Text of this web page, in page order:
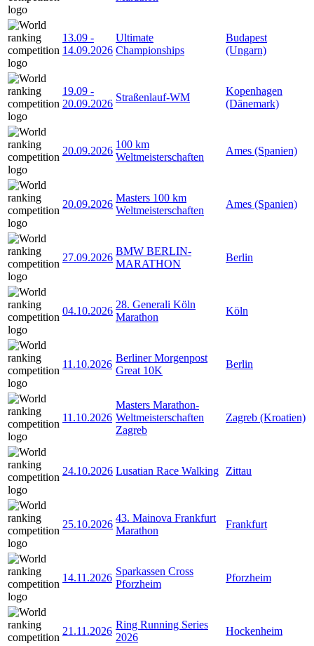
13.09 -
14.09.2026
Ultimate
Championships
Budapest
(Ungarn)
19.09 -
20.09.2026
Straßenlauf-WM
Kopenhagen
(Dänemark)
20.09.2026
100 km
Weltmeisterschaften
Ames (Spanien)
20.09.2026
Masters 100 km
Weltmeisterschaften
Ames (Spanien)
27.09.2026
BMW BERLIN-
MARATHON
Berlin
04.10.2026
28. Generali Köln
Marathon
Köln
11.10.2026
Berliner Morgenpost
Great 10K
Berlin
11.10.2026
Masters Marathon-
Weltmeisterschaften
Zagreb
Zagreb (Kroatien)
24.10.2026 Lusatian Race Walking Zittau
25.10.2026
43. Mainova Frankfurt
Marathon
Frankfurt
14.11.2026
Sparkassen Cross
Pforzheim
Pforzheim
21.11.2026
Ring Running Series
2026
Hockenheim